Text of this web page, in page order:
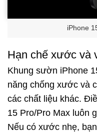
iPhone
Hạn chế xước và
Khung sườn iPhone
năng chống xước và
các chất liệu khác.
15 Pro/Pro Max luôn
Nếu có xước nhẹ,